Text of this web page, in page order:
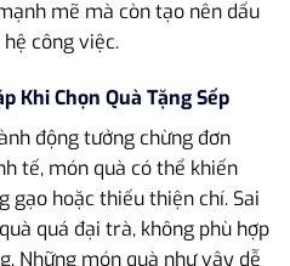
mẽ mà còn tạo nên dấu
công việc.
Khi Chọn Quà Tặng Sếp
động tưởng chừng đơn
tế, món quà có thể khiến
gạo hoặc thiếu thiện chí. Sai
quá đại trà, không phù hợp
Những món quà như vậy dễ